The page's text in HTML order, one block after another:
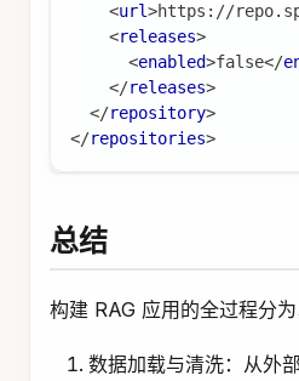
<url>https://
<releases>
<enabled>false</
</releases>
</repository>
</repositories>
总结
构建 RAG 应用的全过程分为
数据加载与清洗：从外